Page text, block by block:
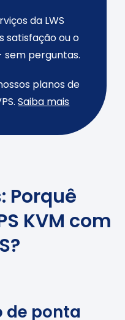
da LWS
satisfação ou o
sem perguntas.
planos de
Saiba mais
Porquê
KVM com
de ponta